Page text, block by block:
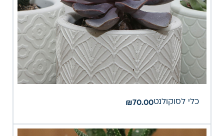
כלי לסוקולנט ₪70.00